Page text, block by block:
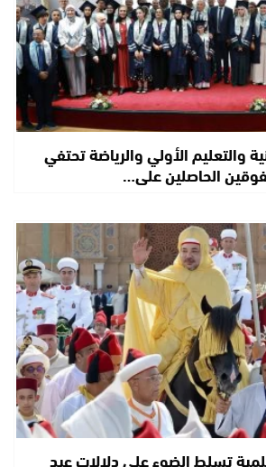
والتعليم الأولي والرياضة تحتفي
الحاصلين على…
تسلط الضوء على دلالات عيد